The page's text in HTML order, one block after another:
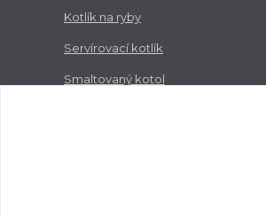
Kotlík na ryby
Servírovací kotlík
Smaltovaný kotol